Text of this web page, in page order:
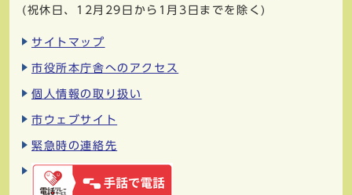
(祝休日、12月29日から1月3日までを除く)
サイトマップ
市役所本庁舎へのアクセス
個人情報の取り扱い
市ウェブサイト
緊急時の連絡先